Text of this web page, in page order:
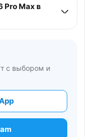
Pro Max в
с выбором и